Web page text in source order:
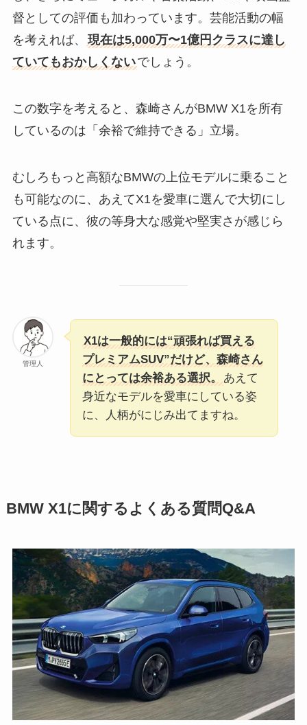
督としての評価も加わっています。芸能活動の幅
を考えれば、
現在は5,000万〜1億円クラスに達し
ていてもおかしくないでしょう。
この数字を考えると、森崎さんがBMW X1を所有
しているのは「余裕で維持できる」立場。
むしろもっと高額なBMWの上位モデルに乗ること
も可能なのに、あえてX1を愛車に選んで大切にし
ている点に、彼の等身大な感覚や堅実さが感じら
れます。
管理人
X1は一般的には“頑張れば買える
プレミアムSUV”だけど、森崎さん
にとっては余裕ある選択。
あえて
身近なモデルを愛車にしている姿
に、人柄がにじみ出てますね。
BMW X1に関するよくある質問Q&A